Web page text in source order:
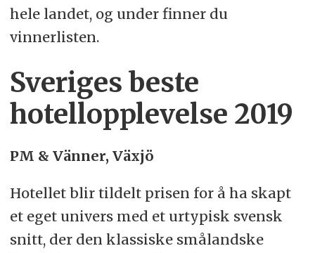
hele landet, og under finner du
vinnerlisten.
Sveriges beste
hotellopplevelse 2019
PM & Vänner, Växjö
Hotellet blir tildelt prisen for å ha skapt
et eget univers med et urtypisk svensk
snitt, der den klassiske smålandske